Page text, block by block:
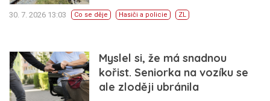
30. 7. 2026 13:03 Co se děje Hasiči a policie ZL
Myslel si, že má snadnou
kořist. Seniorka na vozíku se
ale zloději ubránila